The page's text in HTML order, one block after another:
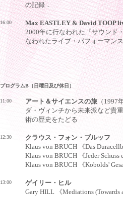
の記録．
16:00
Max EASTLEY & David TOOP
2000年に行なわれた『サウンド
なわれたライブ・パフォーマン
プログラムB（日曜日及び休日）
11:00 アート＆サイエンスの旅 （1997
ダ・ヴィンチから未来派など貴
術の歴史をたどる
12:30
クラウス・フォン・ブルッフ
Klaus von BRUCH 《Das
Klaus von BRUCH 《Jeder
Klaus von BRUCH 《Kobolds'
13:00
ゲイリー・ヒル
Gary HILL 《Mediations